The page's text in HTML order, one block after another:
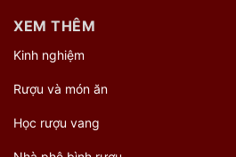
XEM THÊM
Kinh nghiệm
Rượu và món ăn
Học rượu vang